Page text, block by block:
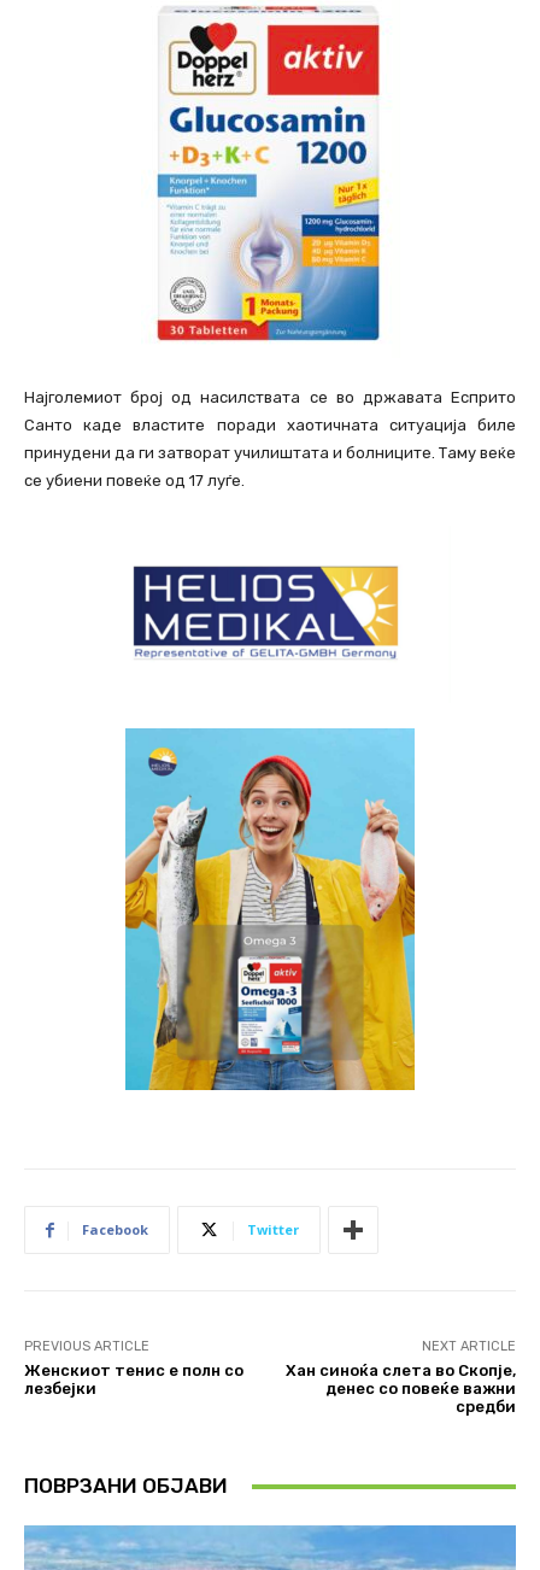
Најголемиот број од насилствата се во државата Есприто
Санто каде властите поради хаотичната ситуација биле
принудени да ги затворат училиштата и болниците. Таму веќе
се убиени повеќе од 17 луѓе.
Facebook Twitter
PREVIOUS ARTICLE
Женскиот тенис е полн со
лезбејки
NEXT ARTICLE
Хан синоќа слета во Скопје,
денес со повеќе важни
средби
ПОВРЗАНИ ОБЈАВИ